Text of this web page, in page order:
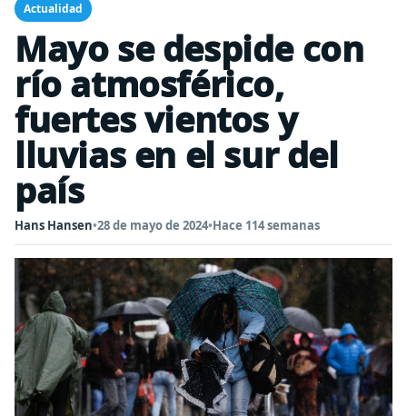
Actualidad
Mayo se despide con
río atmosférico,
fuertes vientos y
lluvias en el sur del
país
Hans Hansen•28 de mayo de 2024•Hace 114 semanas